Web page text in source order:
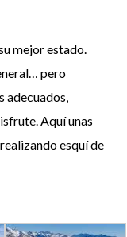
mejor estado.
pero
adecuados,
Aquí unas
esquí de